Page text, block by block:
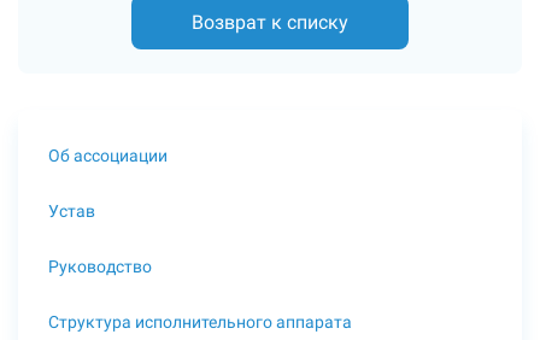
Возврат к списку
Об ассоциации
Устав
Руководство
Структура исполнительного аппарата